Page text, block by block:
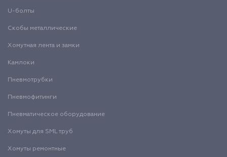
U-болты
Скобы металлические
Хомутная лента и замки
Камлоки
Пневмотрубки
Пневмофитинги
Пневматическое оборудование
Хомуты для SML труб
Хомуты ремонтные